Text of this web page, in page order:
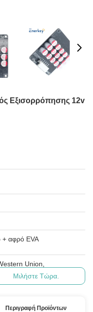
Εξισορρόπησης 12v
+ αφρό EVA
Union,
Μιλήστε Τώρα.
Περιγραφή Προϊόντων